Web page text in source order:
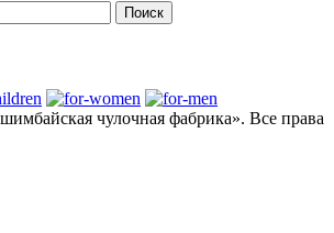
чулочная фабрика». Все права